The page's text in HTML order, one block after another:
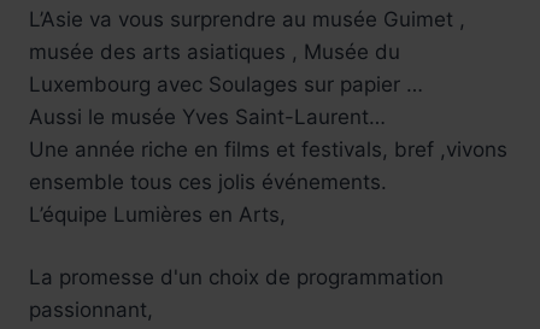
L’Asie va vous surprendre au musée Guimet ,
musée des arts asiatiques , Musée du
Luxembourg avec Soulages sur papier …
Aussi le musée Yves Saint-Laurent…
Une année riche en films et festivals, bref ,vivons
ensemble tous ces jolis événements.
L’équipe Lumières en Arts,
La promesse d'un choix de programmation
passionnant,